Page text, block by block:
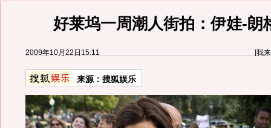
好莱坞一周潮人街拍：伊娃-朗
2009年10月22日15:11 [我
来源： 搜狐娱乐